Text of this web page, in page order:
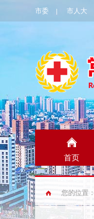
市委 市人大
首页
您的位置：